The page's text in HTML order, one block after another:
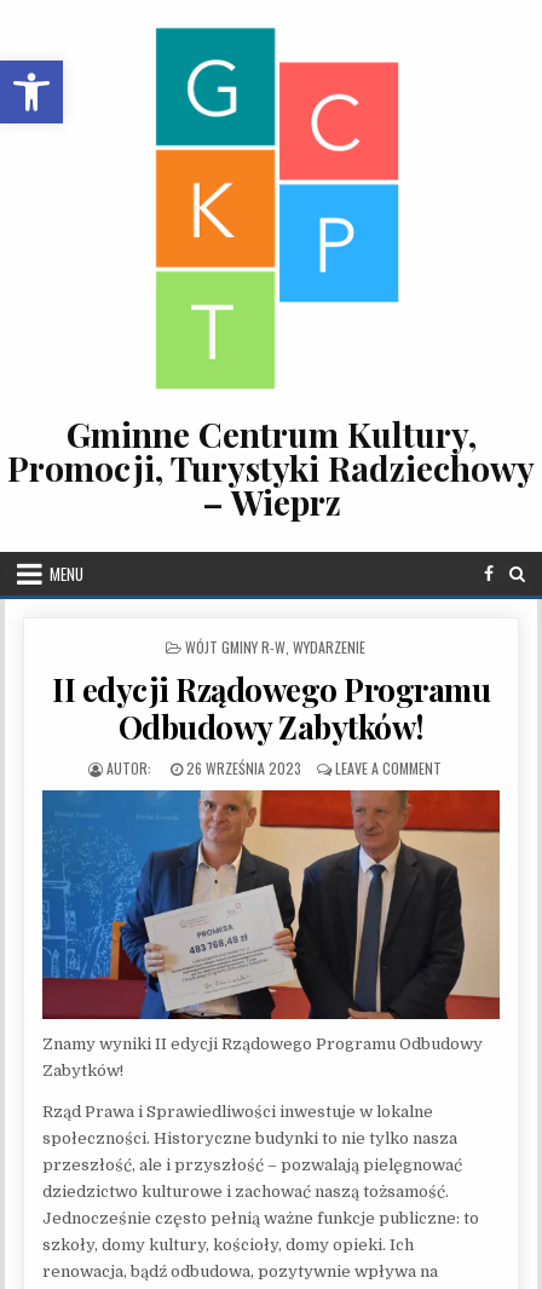
Open toolbar
Gminne Centrum Kultury,
Promocji, Turystyki Radziechowy
– Wieprz
MENU
POSTED IN
WÓJT GMINY R-W, WYDARZENIE
II edycji Rządowego Programu
Odbudowy Zabytków!
PUBLISHED DATE:
26 WRZEŚNIA 2023 LEAVE A COMMENT
Znamy wyniki II edycji Rządowego Programu Odbudowy
Zabytków!
Rząd Prawa i Sprawiedliwości inwestuje w lokalne
społeczności. Historyczne budynki to nie tylko nasza
przeszłość, ale i przyszłość – pozwalają pielęgnować
dziedzictwo kulturowe i zachować naszą tożsamość.
Jednocześnie często pełnią ważne funkcje publiczne: to
szkoły, domy kultury, kościoły, domy opieki. Ich
renowacja, bądź odbudowa, pozytywnie wpływa na